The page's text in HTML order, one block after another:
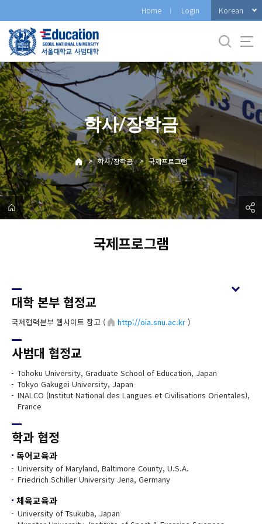
로
메
뉴
Home Login Korean
학사/장학금
> 학사/장학금 > 국제프로그램
국제프로그램
대학 본부 협정교
국제협력본부 웹사이트 참고 ( http://oia.snu.ac.kr )
사범대 협정교
Tohoku University, Graduate School of Education, Japan
Tokyo Gakugei University, Japan
INALCO (Institut National des Langues et Civilisations Orientales),
France
학과 협정
독어교육과
University of Maryland, Baltimore County, U.S.A.
Friedrich Schiller University Jena, Germany
체육교육과
University of Tsukuba, Japan